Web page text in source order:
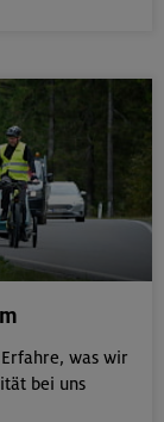
was wir
bei uns